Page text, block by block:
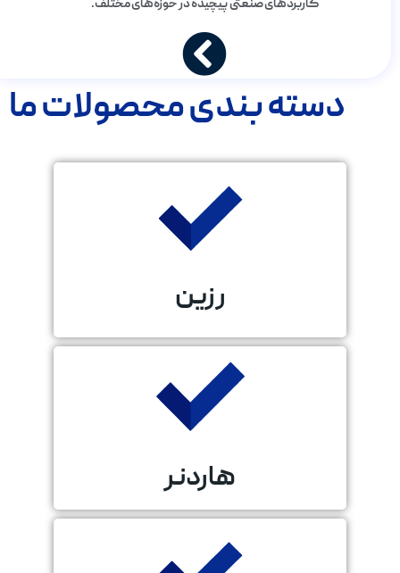
کاربردهای صنعتی پیچیده در حوزه‌های مختلف.
دسته بندی محصولات ما
رزین
هاردنر